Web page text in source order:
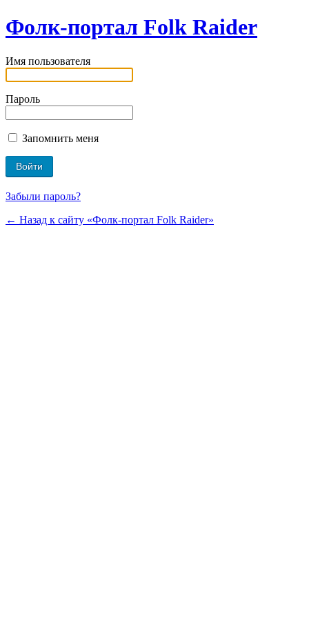
Фолк-портал Folk Raider
Имя пользователя
Пароль
Запомнить меня
Забыли пароль?
← Назад к сайту «Фолк-портал Folk Raider»